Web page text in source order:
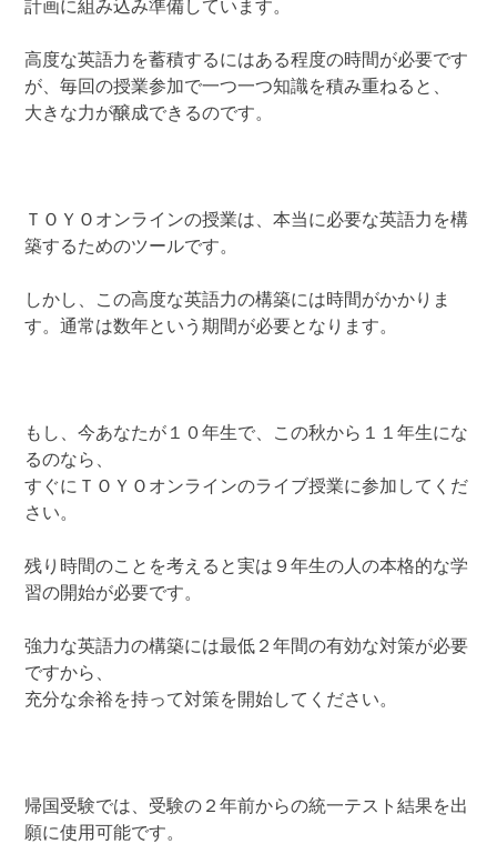
計画に組み込み準備しています。
高度な英語力を蓄積するにはある程度の時間が必要です
が、毎回の授業参加で一つ一つ知識を積み重ねると、
大きな力が醸成できるのです。
ＴＯＹＯオンラインの授業は、本当に必要な英語力を構
築するためのツールです。
しかし、この高度な英語力の構築には時間がかかりま
す。通常は数年という期間が必要となります。
もし、今あなたが１０年生で、この秋から１１年生にな
るのなら、
すぐにＴＯＹＯオンラインのライブ授業に参加してくだ
さい。
残り時間のことを考えると実は９年生の人の本格的な学
習の開始が必要です。
強力な英語力の構築には最低２年間の有効な対策が必要
ですから、
充分な余裕を持って対策を開始してください。
帰国受験では、受験の２年前からの統一テスト結果を出
願に使用可能です。